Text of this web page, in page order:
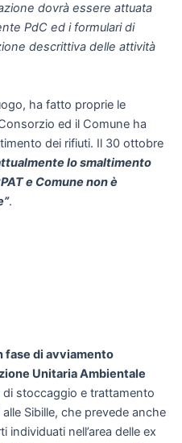
dovrà essere attuata
PdC ed i formulari di
descrittiva delle attività
ha fatto proprie le
ed il Comune ha
dei rifiuti. Il 30 ottobre
lo smaltimento
e Comune non è
.
fase di avviamento
Unitaria Ambientale
di stoccaggio e trattamento
Sibille, che prevede anche
individuati nell’area delle ex